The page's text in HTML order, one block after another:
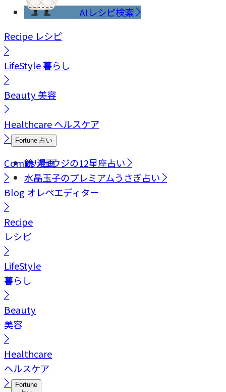
AIレシピ検索
Recipe レシピ
LifeStyle暮らし
Beauty美容
Healthcareヘルスケア
Fortune 占い
鏡リュウジの12星座占い
水晶玉子のプレミアムうさぎ占い
Comics漫画
Blog オレペエディター
Recipe
レシピ
LifeStyle
暮らし
Beauty
美容
Healthcare
ヘルスケア
Fortune